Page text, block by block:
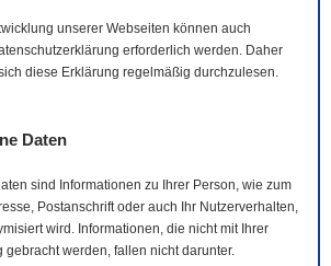
unserer Webseiten können auch
erforderlich werden. Daher
diese Erklärung regelmäßig durchzulesen.
Daten
sind Informationen zu Ihrer Person, wie zum
Postanschrift oder auch Ihr Nutzerverhalten,
wird. Informationen, die nicht mit Ihrer
gebracht werden, fallen nicht darunter.